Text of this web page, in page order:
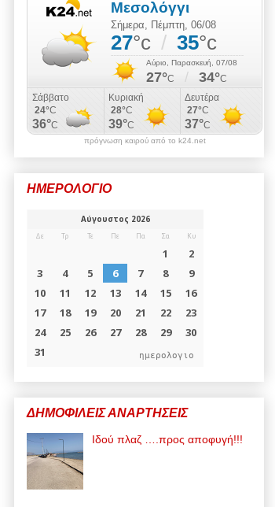
πρόγνωση καιρού από το k24.net
ΗΜΕΡΟΛΟΓΙΟ
ημερολογιο
ΔΗΜΟΦΙΛΕΙΣ ΑΝΑΡΤΗΣΕΙΣ
Ιδού πλαζ ….προς αποφυγή!!!